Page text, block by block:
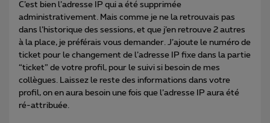
C’est bien l’adresse IP qui a été supprimée
administrativement. Mais comme je ne la retrouvais pas
dans l’historique des sessions, et que j’en retrouve 2 autres
à la place, je préférais vous demander. J’ajoute le numéro de
ticket pour le changement de l’adresse IP fixe dans la partie
“ticket” de votre profil, pour le suivi si besoin de mes
collègues. Laissez le reste des informations dans votre
profil, on en aura besoin une fois que l’adresse IP aura été
ré-attribuée.